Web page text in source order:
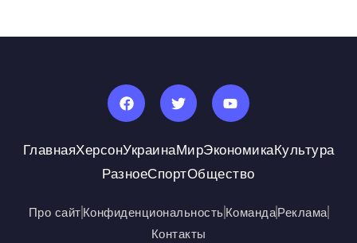
ГлавнаяХерсонУкраинаМирЭкономикаКультура
РазноеСпортОбщество
Про сайтКонфиденциональностьКомандаРеклама
Контакты